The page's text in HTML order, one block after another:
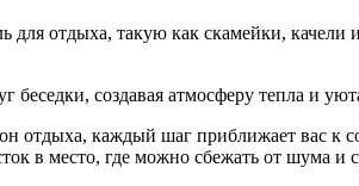
отдыха, такую как скамейки, качели
беседки, создавая атмосферу тепла и
отдыха, каждый шаг приближает вас к
в место, где можно сбежать от шума и